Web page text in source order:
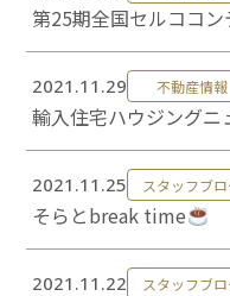
第25期全国セルココ
賞しました
2021.11.29 不動産情報
輸入住宅ハウジング
2021.11.25 スタッフブ
そらとbreak time
2021.11.22 スタッフブ